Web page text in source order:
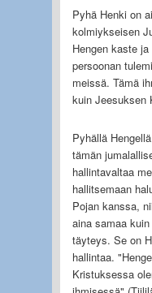
Pyhä Henki on
kolmiykseisen
Hengen kaste
persoonan
meissä. Tämä
kuin Jeesuksen
Pyhällä
tämän
hallintavaltaa
hallitsemaan
Pojan kanssa,
aina samaa
täyteys. Se on
hallintaa.
Kristuksessa